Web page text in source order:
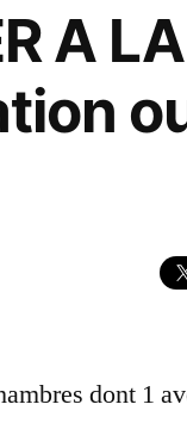
A
dont 1